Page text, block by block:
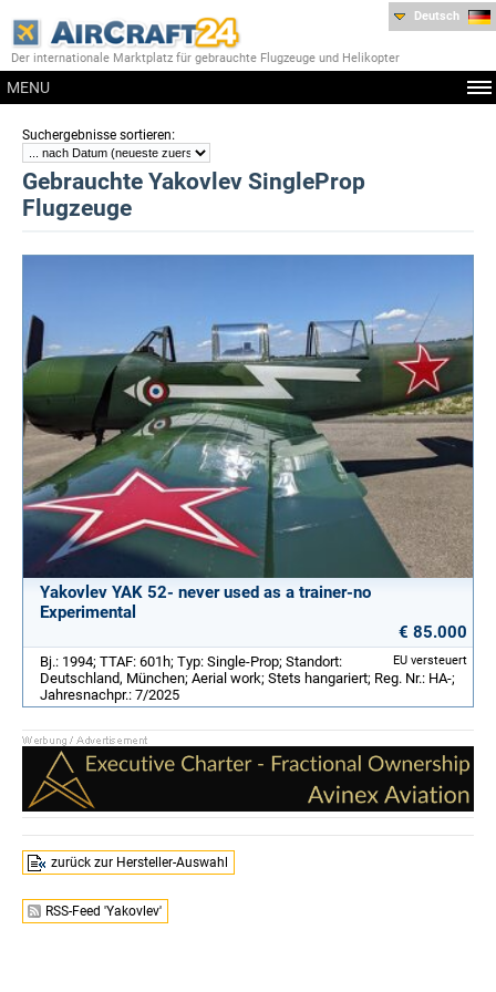
Der internationale Marktplatz für gebrauchte Flugzeuge und Helikopter
MENU
Deutsch
Suchergebnisse sortieren:
Gebrauchte Yakovlev SingleProp
Flugzeuge
Yakovlev YAK 52- never used as a trainer-no
Experimental
€ 85.000
EU versteuert
Bj.: 1994; TTAF: 601h; Typ: Single-Prop; Standort:
Deutschland, München; Aerial work; Stets hangariert; Reg. Nr.: HA-;
Jahresnachpr.: 7/2025
zurück zur Hersteller-Auswahl
RSS-Feed 'Yakovlev'